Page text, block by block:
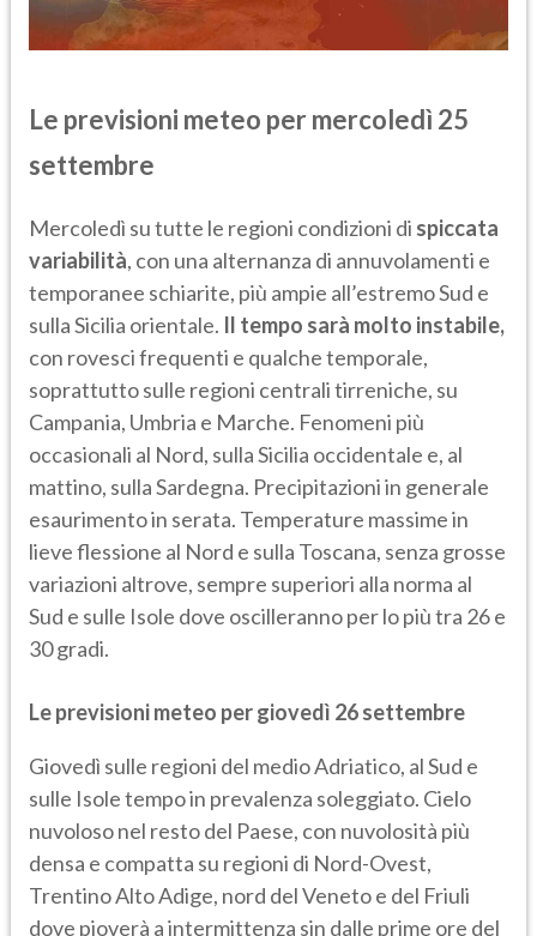
Le previsioni meteo per mercoledì 25
settembre
Mercoledì su tutte le regioni condizioni di spiccata
variabilità, con una alternanza di annuvolamenti e
temporanee schiarite, più ampie all’estremo Sud e
sulla Sicilia orientale. Il tempo sarà molto instabile,
con rovesci frequenti e qualche temporale,
soprattutto sulle regioni centrali tirreniche, su
Campania, Umbria e Marche. Fenomeni più
occasionali al Nord, sulla Sicilia occidentale e, al
mattino, sulla Sardegna. Precipitazioni in generale
esaurimento in serata. Temperature massime in
lieve flessione al Nord e sulla Toscana, senza grosse
variazioni altrove, sempre superiori alla norma al
Sud e sulle Isole dove oscilleranno per lo più tra 26 e
30 gradi.
Le previsioni meteo per giovedì 26 settembre
Giovedì sulle regioni del medio Adriatico, al Sud e
sulle Isole tempo in prevalenza soleggiato. Cielo
nuvoloso nel resto del Paese, con nuvolosità più
densa e compatta su regioni di Nord-Ovest,
Trentino Alto Adige, nord del Veneto e del Friuli
dove pioverà a intermittenza sin dalle prime ore del